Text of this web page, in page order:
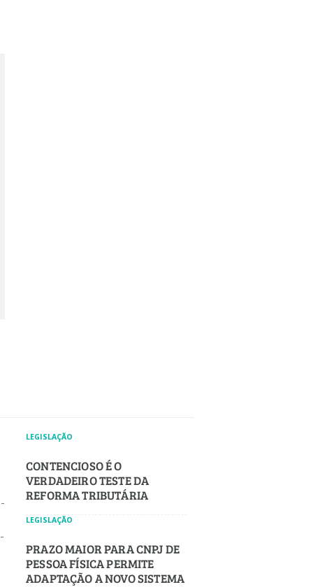
LEGISLAÇÃO
CONTENCIOSO É O
VERDADEIRO TESTE DA
REFORMA TRIBUTÁRIA
LEGISLAÇÃO
PRAZO MAIOR PARA CNPJ DE
PESSOA FÍSICA PERMITE
ADAPTAÇÃO A NOVO SISTEMA